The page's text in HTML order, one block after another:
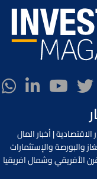
| أخبار المال
والبورصة والإستثمارات
الأفريقي وشمال افريقيا